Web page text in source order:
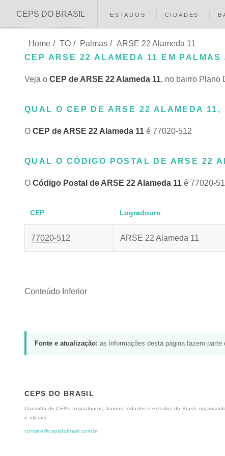
CEPS DO BRASIL ESTADOS CIDADES
Home / TO / Palmas / ARSE 22 Alameda 11
CEP ARSE 22 ALAMEDA 11 EM PALMAS
Veja o CEP de ARSE 22 Alameda 11, no bairro Plano
QUAL O CEP DE ARSE 22 ALAMEDA 11,
O CEP de ARSE 22 Alameda 11 é 77020-512
QUAL O CÓDIGO POSTAL DE ARSE 22
O Código Postal de ARSE 22 Alameda 11 é 77020-
CEP Logradouro
77020-512 ARSE 22 Alameda 11
Conteúdo Inferior
Fonte e atualização: as informações desta página fazem parte
CEPS DO BRASIL
Consulta de CEPs, logradouros, bairros, cidades e estados do Brasil,
e oficiais.
contato@cepsdobrasil.com.br